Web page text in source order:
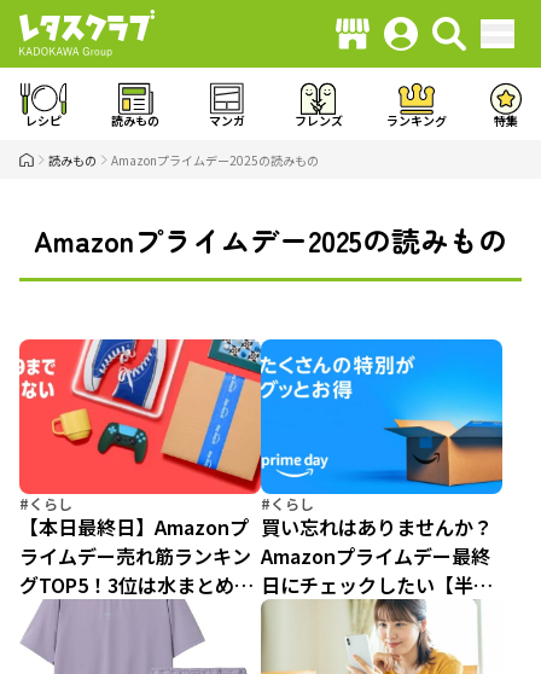
レシピ 読みもの マンガ フレンズ ランキング 特集
読みもの Amazonプライムデー2025の読みもの
Amazonプライムデー2025の読みもの
#くらし
【本日最終日】Amazonプ
ライムデー売れ筋ランキン
グTOP5！3位は水まとめ買
い、2位は頭痛薬、1位は…
#くらし
買い忘れはありませんか？
Amazonプライムデー最終
日にチェックしたい【半額
以下商品】20選